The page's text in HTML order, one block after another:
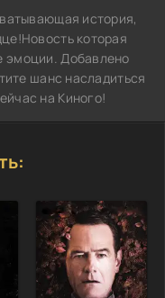
история,
которая
эмоции. Добавлено
шанс насладиться
на Киного!